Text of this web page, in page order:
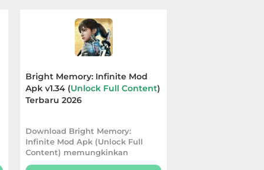
Bright Memory: Infinite Mod
Apk v1.34 (Unlock Full Content)
Terbaru 2026
Download Bright Memory:
Infinite Mod Apk (Unlock Full
Content) memungkinkan
pemain menikmati seluruh